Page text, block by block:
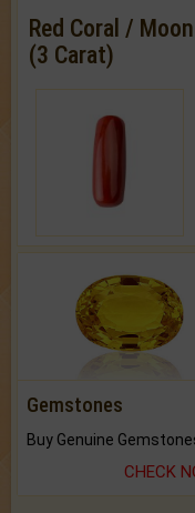
Red Coral /
(3 Carat)
Gemstones
CHECK